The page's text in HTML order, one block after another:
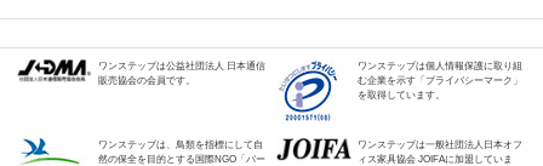
ワンステップは公益社団法人 日本通信
販売協会の会員です。
ワンステップは個人情報保護に取り組
む企業を示す「プライバシーマーク」
を取得しています。
ワンステップは、鳥類を指標にして自
然の保全を目的とする国際NGO「バー
ワンステップは一般社団法人日本オフ
ィス家具協会 JOIFAに加盟していま